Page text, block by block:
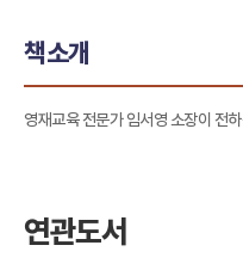
책소개
영재교육 전문가 임서영 소장이 전
연관도서